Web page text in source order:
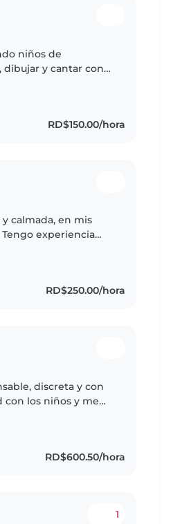
niños de
dibujar y cantar con
RD$150.00/hora
y calmada, en mis
experiencia
RD$250.00/hora
discreta y con
con los niños y me
RD$600.50/hora
1